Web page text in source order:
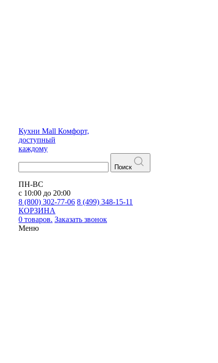
Кухни Mall Комфорт,
доступный
каждому
Поиск
ПН-ВС
с 10:00 до 20:00
8 (800) 302-77-06 8 (499) 348-15-11
КОРЗИНА
0 товаров. Заказать звонок
Меню